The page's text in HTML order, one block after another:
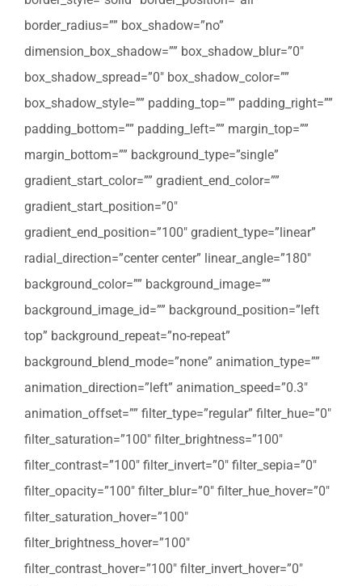
border_radius=”” box_shadow=”no”
dimension_box_shadow=”” box_shadow_blur=”0″
box_shadow_spread=”0″ box_shadow_color=””
box_shadow_style=”” padding_top=”” padding_right=””
padding_bottom=”” padding_left=”” margin_top=””
margin_bottom=”” background_type=”single”
gradient_start_color=”” gradient_end_color=””
gradient_start_position=”0″
gradient_end_position=”100″ gradient_type=”linear”
radial_direction=”center center” linear_angle=”180″
background_color=”” background_image=””
background_image_id=”” background_position=”left
top” background_repeat=”no-repeat”
background_blend_mode=”none” animation_type=””
animation_direction=”left” animation_speed=”0.3″
animation_offset=”” filter_type=”regular” filter_hue=”0″
filter_saturation=”100″ filter_brightness=”100″
filter_contrast=”100″ filter_invert=”0″ filter_sepia=”0″
filter_opacity=”100″ filter_blur=”0″ filter_hue_hover=”0″
filter_saturation_hover=”100″
filter_brightness_hover=”100″
filter_contrast_hover=”100″ filter_invert_hover=”0″